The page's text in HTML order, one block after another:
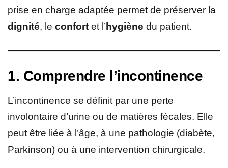
prise en charge adaptée permet de préserver la
dignité, le confort et l’hygiène du patient.
1. Comprendre l’incontinence
L’incontinence se définit par une perte
involontaire d’urine ou de matières fécales. Elle
peut être liée à l’âge, à une pathologie (diabète,
Parkinson) ou à une intervention chirurgicale.